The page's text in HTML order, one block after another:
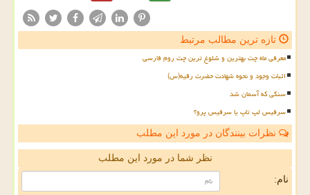
تازه ترین مطالب مرتبط
معرفی ماه چت بهترین و شلوغ ترین چت روم فارسی
اثبات وجود و نحوه شهادت حضرت رقیه(س)
سنگی که آسمان شد
سرفیس لپ تاپ یا سرفیس پرو؟
نظرات بینندگان در مورد این مطلب
نظر شما در مورد این مطلب
نام: